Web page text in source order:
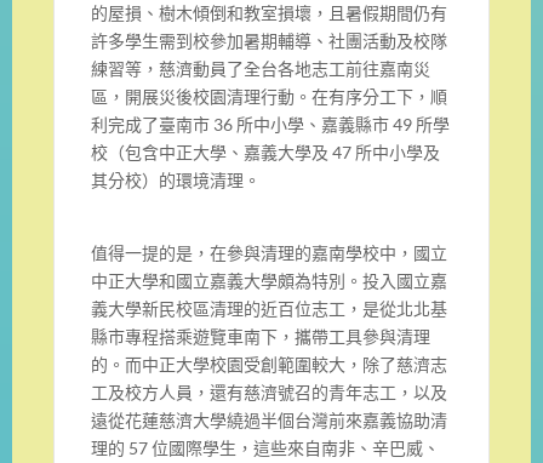
的屋損、樹木傾倒和教室損壞，且暑假期間仍有
許多學生需到校參加暑期輔導、社團活動及校隊
練習等，慈濟動員了全台各地志工前往嘉南災
區，開展災後校園清理行動。在有序分工下，順
利完成了臺南市 36 所中小學、嘉義縣市 49 所學
校（包含中正大學、嘉義大學及 47 所中小學及
其分校）的環境清理。
值得一提的是，在參與清理的嘉南學校中，國立
中正大學和國立嘉義大學頗為特別。投入國立嘉
義大學新民校區清理的近百位志工，是從北北基
縣市專程搭乘遊覽車南下，攜帶工具參與清理
的。而中正大學校園受創範圍較大，除了慈濟志
工及校方人員，還有慈濟號召的青年志工，以及
遠從花蓮慈濟大學繞過半個台灣前來嘉義協助清
理的 57 位國際學生，這些來自南非、辛巴威、